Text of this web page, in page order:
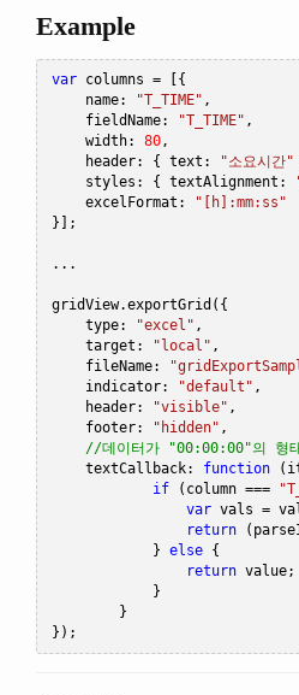
Example
var columns =
[{
    name
: "T_TIME" ,
    fieldName
: "T_TIME" ,
    width
: 80,
    header
: { text : "소요시간"
    styles
: { textAlignment :
    excelFormat
:
"[h]:mm:ss"
}];
...
gridView.exportGrid ({
    type
: "excel" ,
    target
: "local" ,
    fileName
:
    indicator
: "default" ,
    header
: "visible" ,
    footer
: "hidden" ,
//데이터가 "00:00:00"의 형
    textCallback
: function (
if
( column ===
var vals =
return
(
} else {
return value;
}
}
});